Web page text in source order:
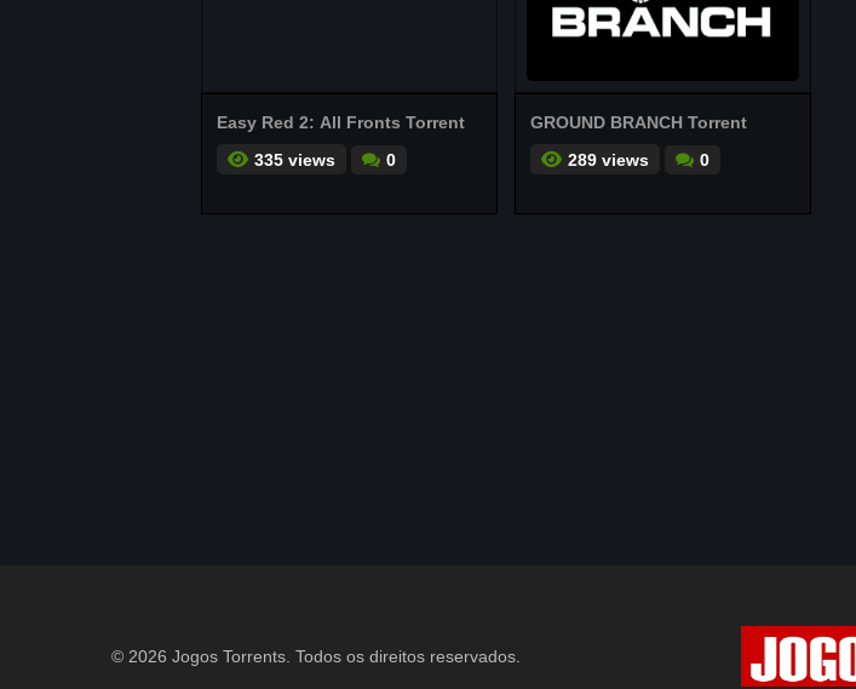
Easy Red 2: All Fronts Torrent
335 views
0
GROUND BRANCH Torrent
289 views
0
© 2026 Jogos Torrents. Todos os direitos reservados.